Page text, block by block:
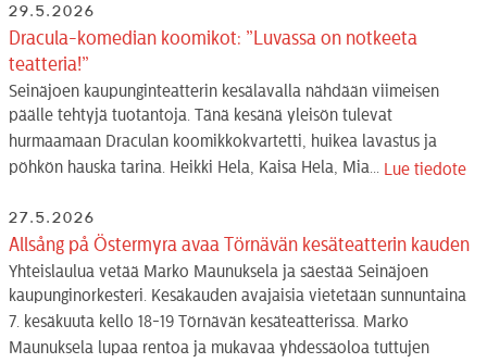
29.5.2026
Dracula-komedian koomikot: ”Luvassa on notkeeta
teatteria!”
Seinäjoen kaupunginteatterin kesälavalla nähdään viimeisen
päälle tehtyjä tuotantoja. Tänä kesänä yleisön tulevat
hurmaamaan Draculan koomikkokvartetti, huikea lavastus ja
pöhkön hauska tarina. Heikki Hela, Kaisa Hela, Mia... Lue tiedote
27.5.2026
Allsång på Östermyra avaa Törnävän kesäteatterin kauden
Yhteislaulua vetää Marko Maunuksela ja säestää Seinäjoen
kaupunginorkesteri. Kesäkauden avajaisia vietetään sunnuntaina
7. kesäkuuta kello 18-19 Törnävän kesäteatterissa. Marko
Maunuksela lupaa rentoa ja mukavaa yhdessäoloa tuttujen